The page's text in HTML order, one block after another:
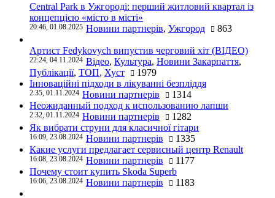
Central Park в Ужгороді: перший житловий квартал із
концепцією «місто в місті»
20:46, 01.08.2025 Новини партнерів, Ужгород 863
Артист Fedykovych випустив черговий хіт (ВІДЕО)
22:24, 04.11.2024 Відео, Культура, Новини Закарпаття,
Публікації, ТОП, Хуст
1979
Інноваційні підходи в лікуванні безпліддя
2:35, 01.11.2024 Новини партнерів
1314
Неожиданный подход к использованию лапши
2:32, 01.11.2024 Новини партнерів
1282
Як вибрати струни для класичної гітари
16:09, 23.08.2024 Новини партнерів
1335
Какие услуги предлагает сервисный центр Renault
16:08, 23.08.2024 Новини партнерів
1177
Почему стоит купить Skoda Superb
16:06, 23.08.2024 Новини партнерів 1183